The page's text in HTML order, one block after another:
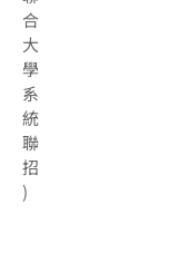
合
大
學
系
統
聯
招
)